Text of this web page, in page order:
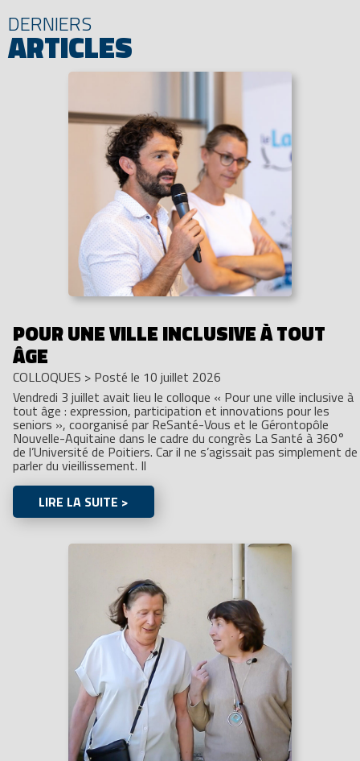
DERNIERS
ARTICLES
POUR UNE VILLE INCLUSIVE À TOUT
ÂGE
COLLOQUES > Posté le 10 juillet 2026
Vendredi 3 juillet avait lieu le colloque « Pour une ville inclusive à
tout âge : expression, participation et innovations pour les
seniors », coorganisé par ReSanté-Vous et le Gérontopôle
Nouvelle-Aquitaine dans le cadre du congrès La Santé à 360°
de l’Université de Poitiers. Car il ne s’agissait pas simplement de
parler du vieillissement. Il
LIRE LA SUITE >